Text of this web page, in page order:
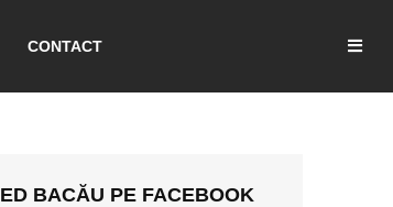
CONTACT
ED BACĂU PE FACEBOOK